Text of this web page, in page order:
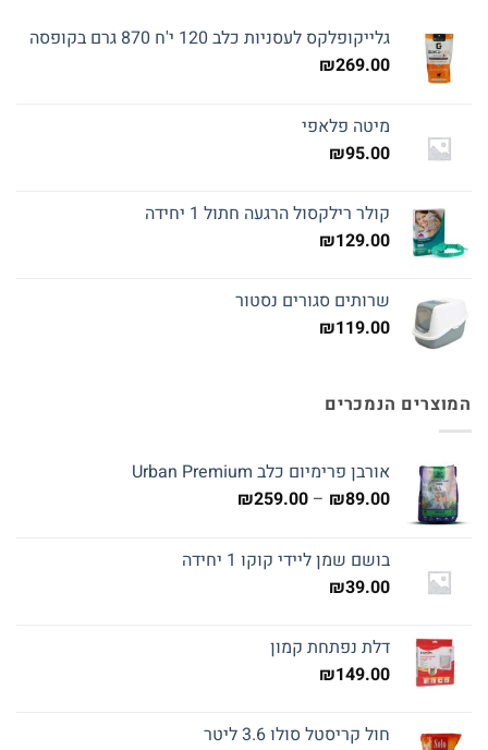
גלייקופלקס לעסניות כלב 120 י'ח 870 גרם בקופסה
₪269.00
מיטה פלאפי
₪95.00
קולר רילקסול הרגעה חתול 1 יחידה
₪129.00
שרותים סגורים נסטור
₪119.00
המוצרים הנמכרים
אורבן פרימיום כלב Urban Premium
₪89.00
–
₪259.00
עד בושם שמן ליידי קוקו 1 יחידה
₪39.00
דלת נפתחת קמון
₪149.00
חול קריסטל סולו 3.6 ליטר